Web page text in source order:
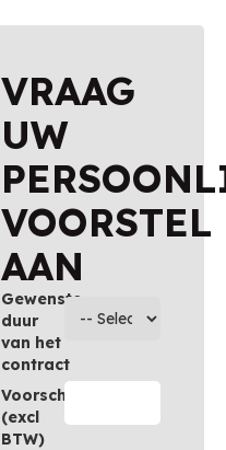
VRAAG
UW
VOORSTEL
AAN
Gewenste
duur
van het
contract
Voorschot
(excl
BTW)